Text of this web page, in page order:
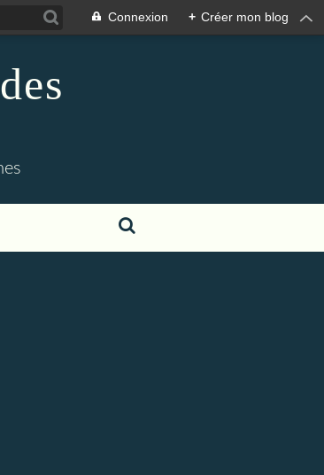
Connexion + Créer mon blog